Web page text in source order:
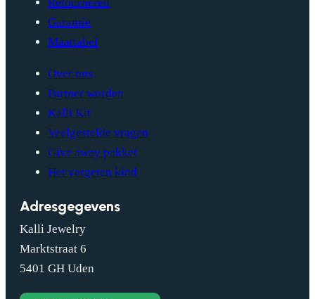
Retourneren
Garantie
Maattabel
Over ons
Partner worden
Kalli Kit
Veelgestelde vragen
Give away pakket
Het vergeten kind
Adresgegevens
Kalli Jewelry
Marktstraat 6
5401 GH Uden